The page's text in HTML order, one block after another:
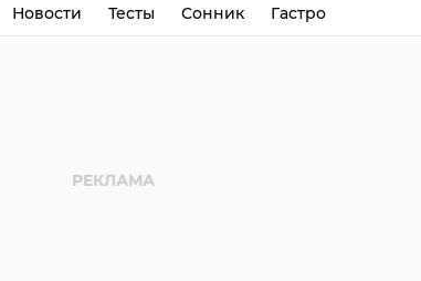
Новости Тесты Сонник Гастро